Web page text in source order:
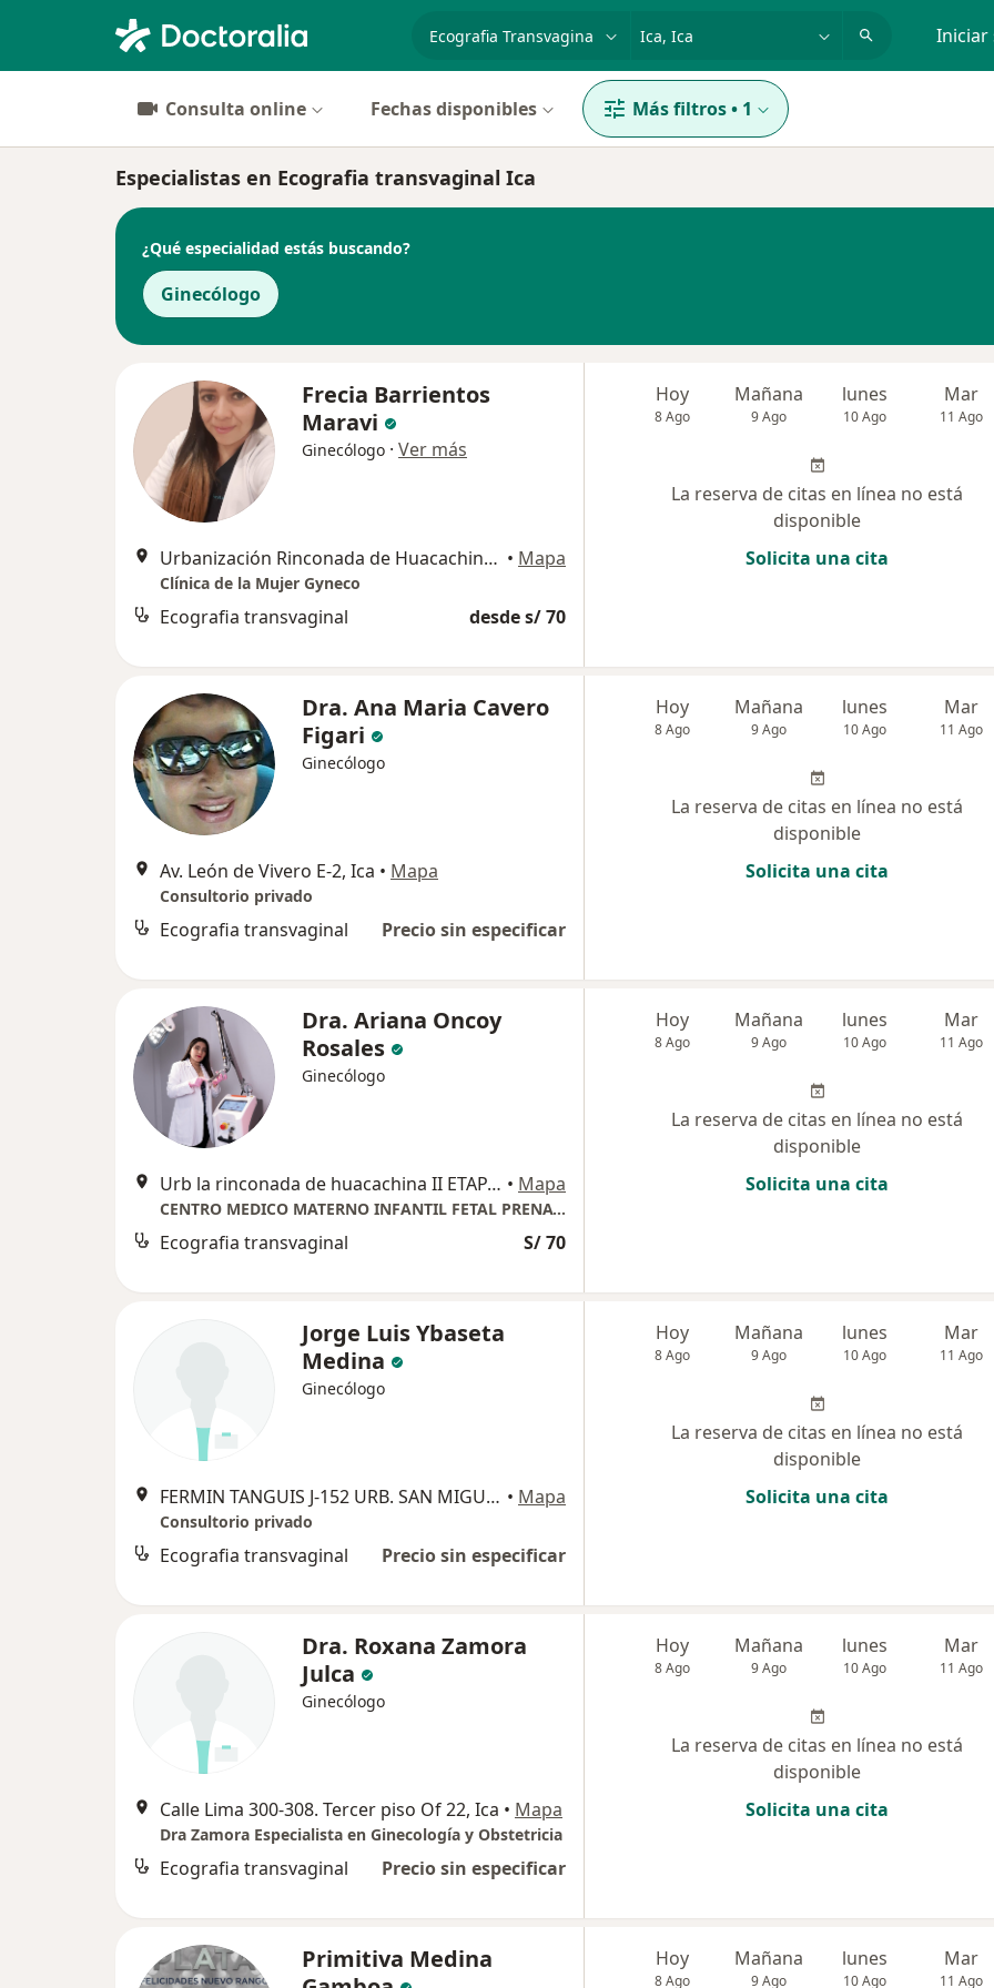
Iniciar
Consulta online Fechas disponibles Más filtros• 1
Especialistas en Ecografia transvaginal Ica
¿Qué especialidad estás buscando?
Ginecólogo
Frecia Barrientos
Maravi
Ginecólogo · Ver más
Urbanización Rinconada de Huacachina II etapa F9, Ica • Mapa
Clínica de la Mujer Gyneco
Ecografia transvaginal desde s/ 70
Hoy
8 Ago
Mañana
9 Ago
lunes
10 Ago
Mar
11 Ago
La reserva de citas en línea no está
disponible
Solicita una cita
Dra. Ana Maria Cavero
Figari
Ginecólogo
Av. León de Vivero E-2, Ica • Mapa
Consultorio privado
Ecografia transvaginal Precio sin especificar
Hoy
8 Ago
Mañana
9 Ago
lunes
10 Ago
Mar
11 Ago
La reserva de citas en línea no está
disponible
Solicita una cita
Dra. Ariana Oncoy
Rosales
Ginecólogo
Urb la rinconada de huacachina II ETAPA / MZA F -13, Ica • Mapa
CENTRO MEDICO MATERNO INFANTIL FETAL PRENATALIA
Ecografia transvaginal S/ 70
Hoy
8 Ago
Mañana
9 Ago
lunes
10 Ago
Mar
11 Ago
La reserva de citas en línea no está
disponible
Solicita una cita
Jorge Luis Ybaseta
Medina
Ginecólogo
FERMIN TANGUIS J-152 URB. SAN MIGUEL ICA-PERÚ, Ica • Mapa
Consultorio privado
Ecografia transvaginal Precio sin especificar
Hoy
8 Ago
Mañana
9 Ago
lunes
10 Ago
Mar
11 Ago
La reserva de citas en línea no está
disponible
Solicita una cita
Dra. Roxana Zamora
Julca
Ginecólogo
Calle Lima 300-308. Tercer piso Of 22, Ica • Mapa
Dra Zamora Especialista en Ginecología y Obstetricia
Ecografia transvaginal Precio sin especificar
Hoy
8 Ago
Mañana
9 Ago
lunes
10 Ago
Mar
11 Ago
La reserva de citas en línea no está
disponible
Solicita una cita
Primitiva Medina
Hoy
8 Ago
Mañana
9 Ago
lunes
10 Ago
Mar
11 Ago